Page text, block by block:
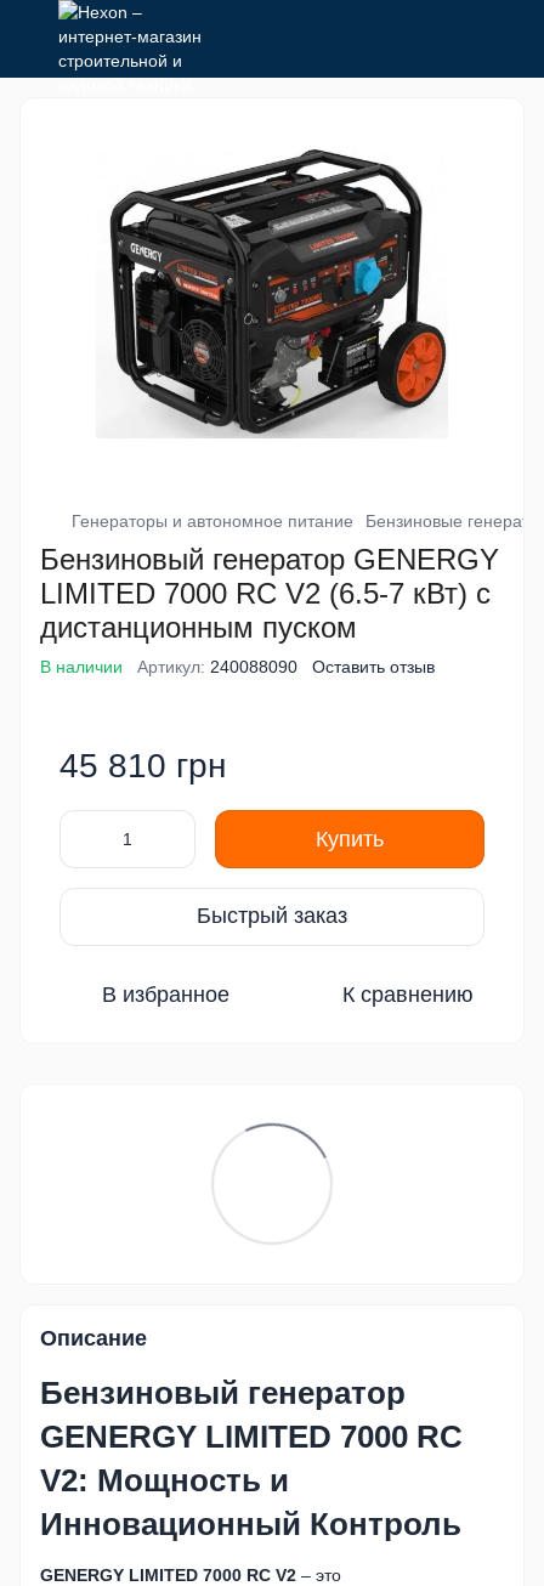
Генераторы и автономное питание Бензиновые
Бензиновый генератор GENERGY
LIMITED 7000 RC V2 (6.5-7 кВт) с
дистанционным пуском
В наличии Артикул: 240088090 Оставить отзыв
45 810 грн
Купить
Быстрый заказ
В избранное К сравнению
Описание
Бензиновый генератор
GENERGY LIMITED 7000 RC
V2: Мощность и
Инновационный Контроль
GENERGY LIMITED 7000 RC V2 – это